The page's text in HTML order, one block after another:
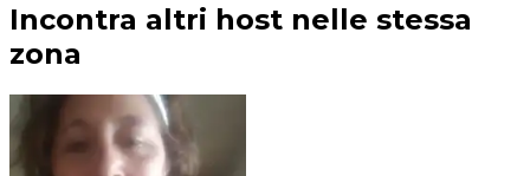
Incontra altri host nelle stessa
zona